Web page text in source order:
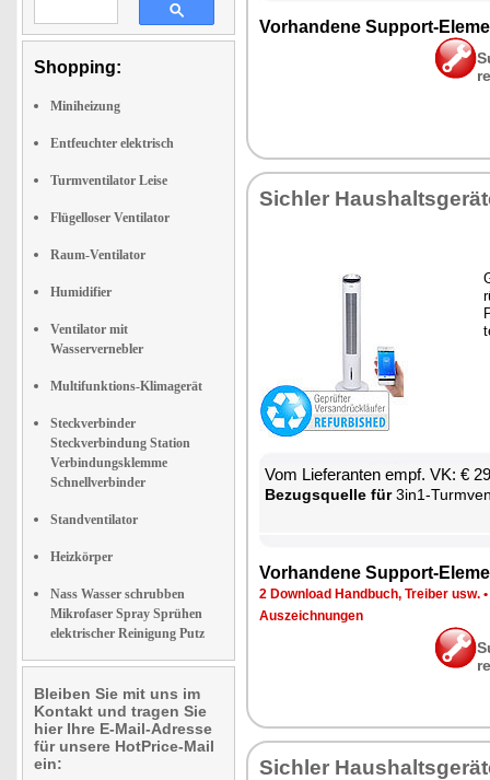
Shopping:
Miniheizung
Entfeuchter elektrisch
Turmventilator Leise
Flügelloser Ventilator
Raum-Ventilator
Humidifier
Ventilator mit
Wasservernebler
Multifunktions-Klimagerät
Steckverbinder
Steckverbindung Station
Verbindungsklemme
Schnellverbinder
Standventilator
Heizkörper
Nass Wasser schrubben
Mikrofaser Spray Sprühen
elektrischer Reinigung Putz
Bleiben Sie mit uns im
Kontakt und tragen Sie
hier Ihre E-Mail-Adresse
für unsere HotPrice-Mail
ein:
Vor­han­de­ne Sup­port-
Sich­ler
Vom Lie­fe­ran­ten empf. VK: €
Be­zugs­quel­le für3in1-Turm­ven­ti­la­tor, Luft­küh­ler
Vor­han­de­ne Sup­port-
2 Down­load Hand­buch, Trei­ber usw. •
Aus­zeich­nun­gen
Sich­ler